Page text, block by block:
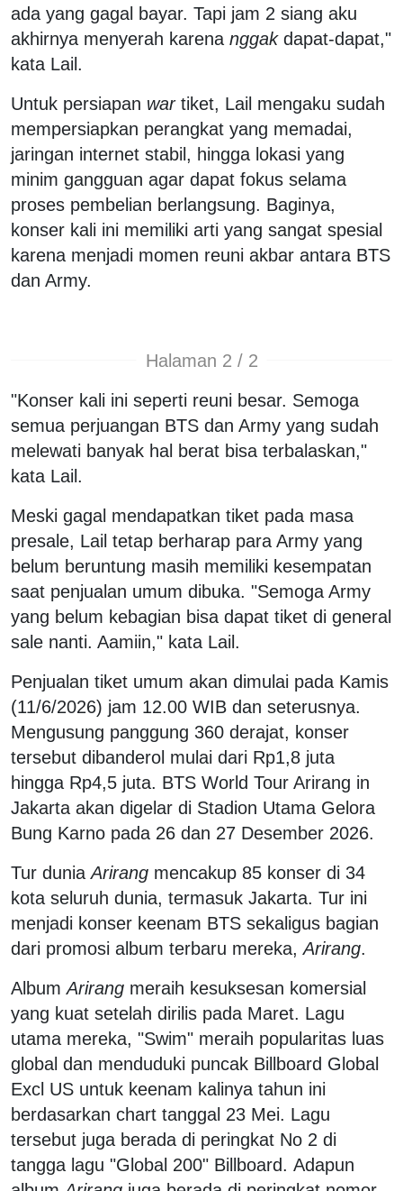
ada yang gagal bayar. Tapi jam 2 siang aku
akhirnya menyerah karena nggakdapat-dapat,"
kata Lail.
Untuk persiapan wartiket, Lail mengaku sudah
mempersiapkan perangkat yang memadai,
jaringan internet stabil, hingga lokasi yang
minim gangguan agar dapat fokus selama
proses pembelian berlangsung. Baginya,
konser kali ini memiliki arti yang sangat spesial
karena menjadi momen reuni akbar antara BTS
dan Army.
Halaman 2 / 2
"Konser kali ini seperti reuni besar. Semoga
semua perjuangan BTS dan Army yang sudah
melewati banyak hal berat bisa terbalaskan,"
kata Lail.
Meski gagal mendapatkan tiket pada masa
presale, Lail tetap berharap para Army yang
belum beruntung masih memiliki kesempatan
saat penjualan umum dibuka. "Semoga Army
yang belum kebagian bisa dapat tiket di general
sale nanti. Aamiin," kata Lail.
Penjualan tiket umum akan dimulai pada Kamis
(11/6/2026) jam 12.00 WIB dan seterusnya.
Mengusung panggung 360 derajat, konser
tersebut dibanderol mulai dari Rp1,8 juta
hingga Rp4,5 juta. BTS World Tour Arirang in
Jakarta akan digelar di Stadion Utama Gelora
Bung Karno pada 26 dan 27 Desember 2026.
Tur duniaArirang mencakup 85 konser di 34
kota seluruh dunia, termasuk Jakarta. Tur ini
menjadi konser keenam BTS sekaligus bagian
dari promosi album terbaru mereka,Arirang.
AlbumArirang meraih kesuksesan komersial
yang kuat setelah dirilis pada Maret. Lagu
utama mereka, "Swim" meraih popularitas luas
global dan menduduki puncak Billboard Global
Excl US untuk keenam kalinya tahun ini
berdasarkan chart tanggal 23 Mei. Lagu
tersebut juga berada di peringkat No 2 di
tangga lagu "Global 200" Billboard. Adapun